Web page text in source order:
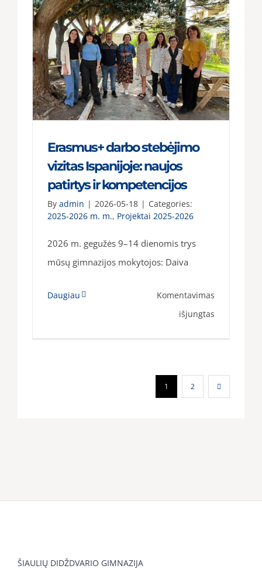
regione
Erasmus+ darbo stebėjimo
vizitas Ispanijoje: naujos
patirtys ir kompetencijos
By admin | 2026-05-18 | Categories:
2025-2026 m. m., Projektai 2025-2026
2026 m. gegužės 9–14 dienomis trys
mūsų gimnazijos mokytojos: Daiva
Daugiau
Komentavimas
išjungtas
vizitas
1 2
ŠIAULIŲ DIDŽDVARIO GIMNAZIJA